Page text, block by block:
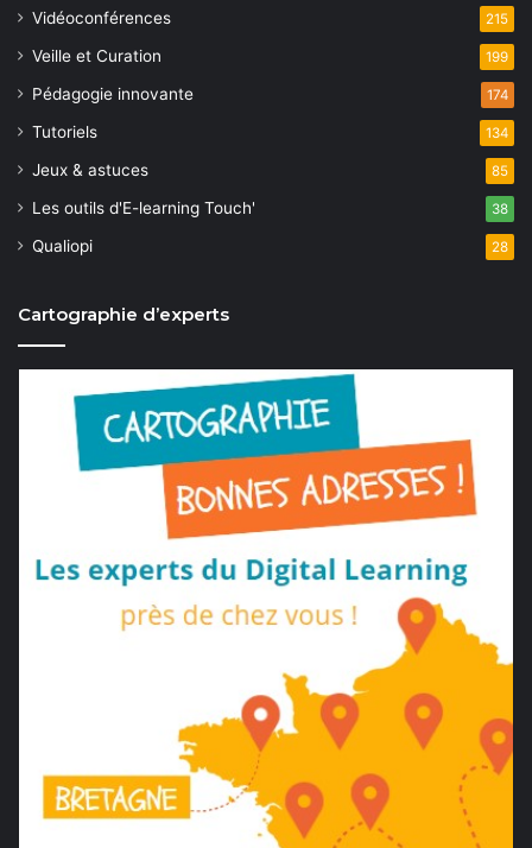
Vidéoconférences 215
Veille et Curation 199
Pédagogie innovante 174
Tutoriels 134
Jeux & astuces 85
Les outils d'E-learning Touch' 38
Qualiopi 28
Cartographie d’experts